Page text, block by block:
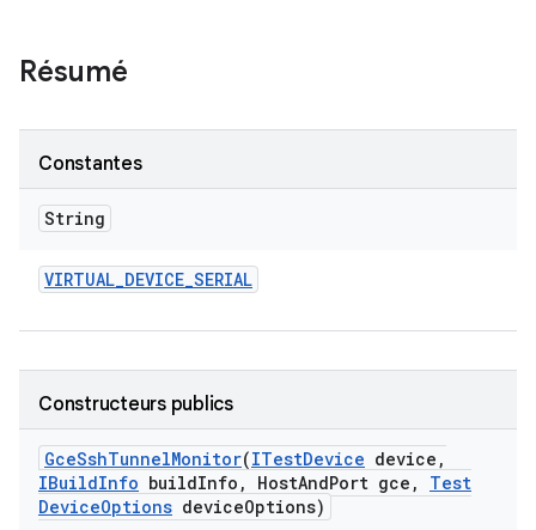
Résumé
Constantes
String
VIRTUAL_DEVICE_SERIAL
Constructeurs publics
GceSshTunnelMonitor(ITestDevice device ,
IBuildInfo buildInfo , HostAndPort gce ,
Test
DeviceOptions deviceOptions)